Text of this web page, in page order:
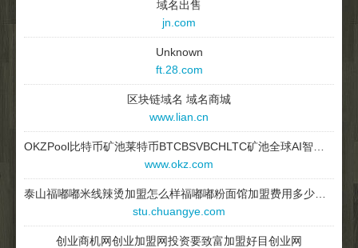
域名出售
jn.com
Unknown
ft.28.com
区块链域名 域名商城
www.lian.cn
www.okz.com
stu.chuangye.com
创业商机网创业加盟网投资要致富加盟好目创业网